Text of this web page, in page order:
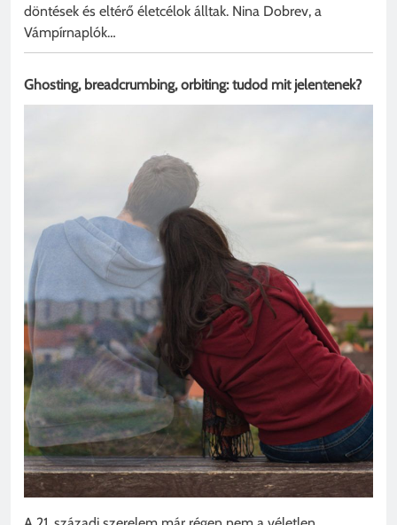
döntések és eltérő életcélok álltak. Nina Dobrev, a
Vámpírnaplók…
Ghosting, breadcrumbing, orbiting: tudod mit jelentenek?